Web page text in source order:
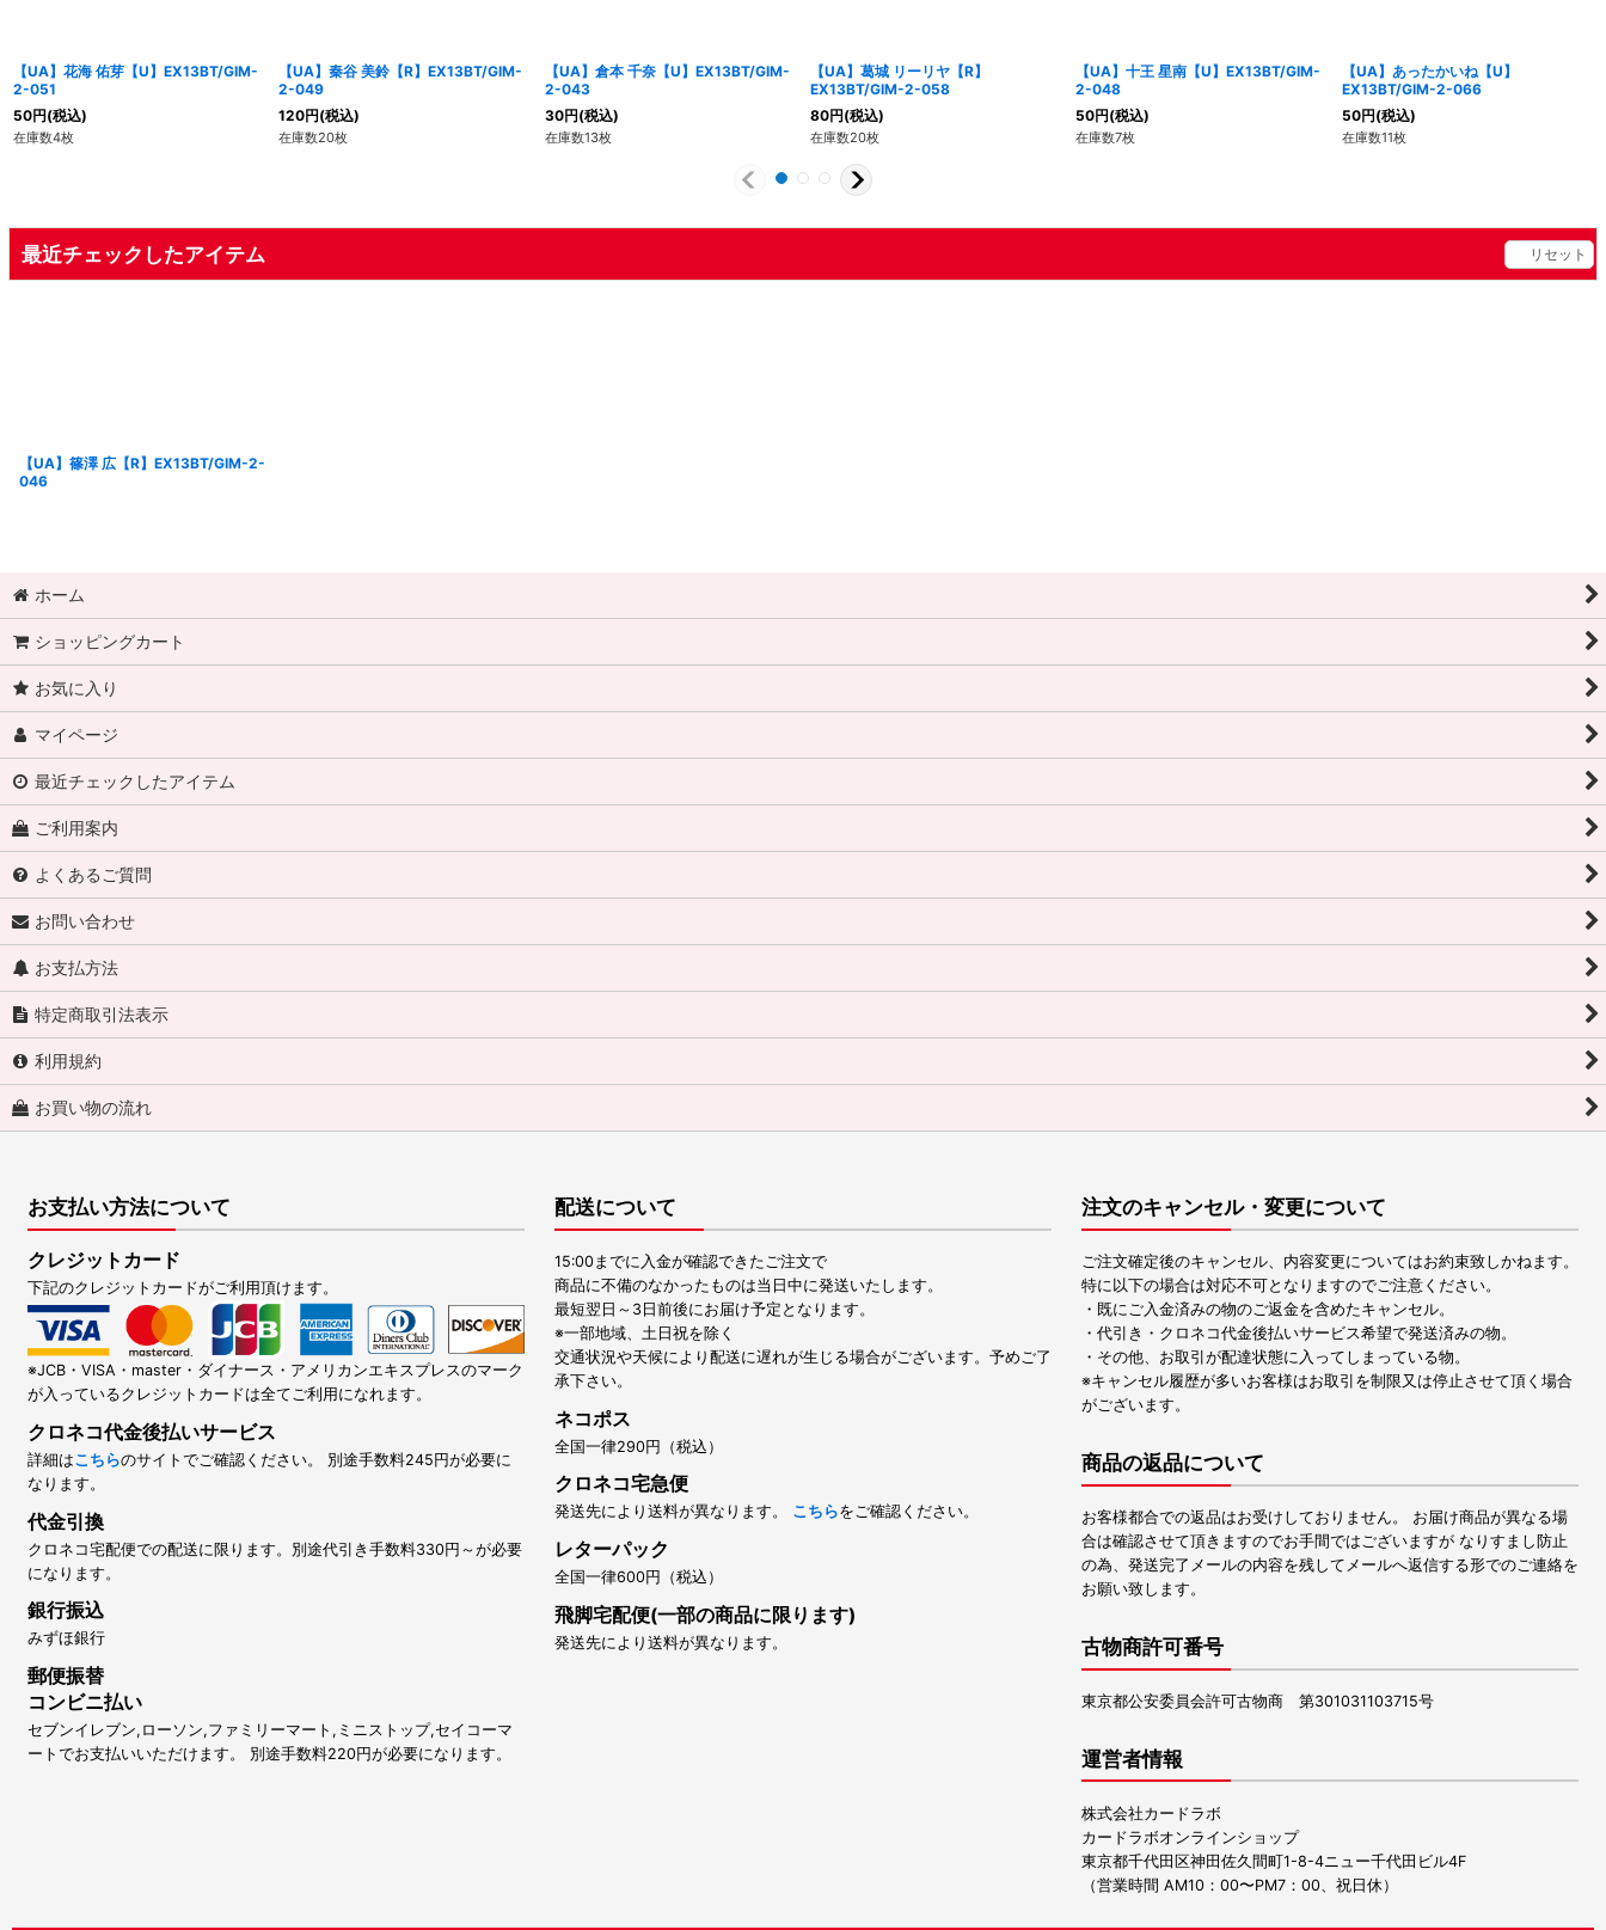
【UA】花海 佑芽【U】EX13BT/GIM-
2-051
50円(税込)
在庫数4枚
【UA】秦谷 美鈴【R】EX13BT/GIM-
2-049
120円(税込)
在庫数20枚
【UA】倉本 千奈【U】EX13BT/GIM-
2-043
30円(税込)
在庫数13枚
【UA】葛城 リーリヤ【R】
EX13BT/GIM-2-058
80円(税込)
在庫数20枚
【UA】十王 星南【U】EX13BT/GIM-
2-048
50円(税込)
在庫数7枚
【UA】あったかいね【U】
EX13BT/GIM-2-066
50円(税込)
在庫数11枚
最近チェックしたアイテム リセット
【UA】篠澤 広【R】EX13BT/GIM-2-
046
ホーム
ショッピングカート
お気に入り
マイページ
最近チェックしたアイテム
ご利用案内
よくあるご質問
お問い合わせ
お支払方法
特定商取引法表示
利用規約
お買い物の流れ
お支払い方法について
クレジットカード
下記のクレジットカードがご利用頂けます。
※JCB・VISA・master・ダイナース・アメリカンエキスプレスのマーク
が入っているクレジットカードは全てご利用になれます。
クロネコ代金後払いサービス
詳細はこちらのサイトでご確認ください。 別途手数料245円が必要に
なります。
代金引換
クロネコ宅配便での配送に限ります。別途代引き手数料330円～が必要
になります。
銀行振込
みずほ銀行
郵便振替
コンビニ払い
セブンイレブン,ローソン,ファミリーマート,ミニストップ,セイコーマ
ートでお支払いいただけます。 別途手数料220円が必要になります。
配送について
15:00までに入金が確認できたご注文で
商品に不備のなかったものは当日中に発送いたします。
最短翌日～3日前後にお届け予定となります。
※一部地域、土日祝を除く
交通状況や天候により配送に遅れが生じる場合がございます。予めご了
承下さい。
ネコポス
全国一律290円（税込）
クロネコ宅急便
発送先により送料が異なります。 こちらをご確認ください。
レターパック
全国一律600円（税込）
飛脚宅配便(一部の商品に限ります)
発送先により送料が異なります。
注文のキャンセル・変更について
ご注文確定後のキャンセル、内容変更についてはお約束致しかねます。
特に以下の場合は対応不可となりますのでご注意ください。
・既にご入金済みの物のご返金を含めたキャンセル。
・代引き・クロネコ代金後払いサービス希望で発送済みの物。
・その他、お取引が配達状態に入ってしまっている物。
※キャンセル履歴が多いお客様はお取引を制限又は停止させて頂く場合
がございます。
商品の返品について
お客様都合での返品はお受けしておりません。 お届け商品が異なる場
合は確認させて頂きますのでお手間ではございますが なりすまし防止
の為、発送完了メールの内容を残してメールへ返信する形でのご連絡を
お願い致します。
古物商許可番号
東京都公安委員会許可古物商 第301031103715号
運営者情報
株式会社カードラボ
カードラボオンラインショップ
東京都千代田区神田佐久間町1-8-4ニュー千代田ビル4F
（営業時間 AM10：00〜PM7：00、祝日休）